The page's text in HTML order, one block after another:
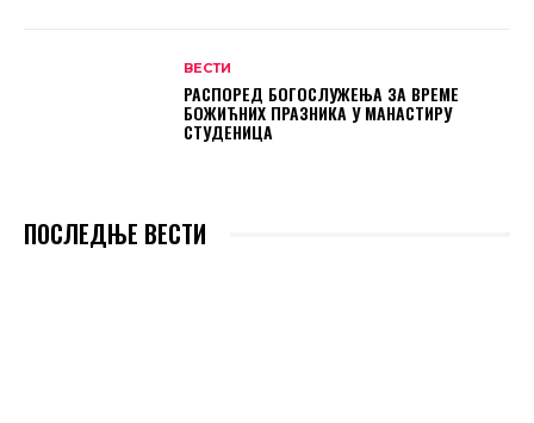
ВЕСТИ
РАСПОРЕД БОГОСЛУЖЕЊА ЗА ВРЕМЕ
БОЖИЋНИХ ПРАЗНИКА У МАНАСТИРУ
СТУДЕНИЦА
ПОСЛЕДЊЕ ВЕСТИ